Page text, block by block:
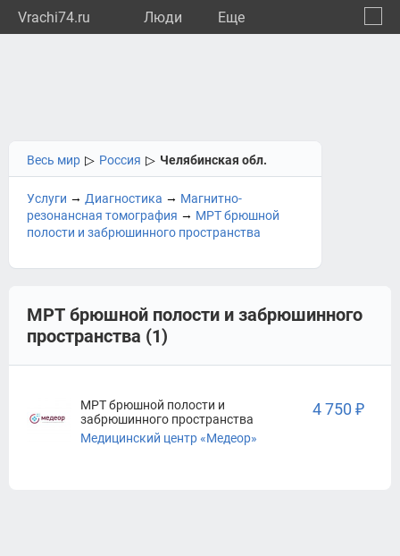
Vrachi74.ru Люди Eще
Весь мир ▷ Россия ▷ Челябинская обл.
Услуги → Диагностика → Магнитно-
резонансная томография → МРТ брюшной
полости и забрюшинного пространства
МРТ брюшной полости и забрюшинного
пространства (1)
МРТ брюшной полости и
забрюшинного пространства
Медицинский центр «Медеор»
4 750 ₽